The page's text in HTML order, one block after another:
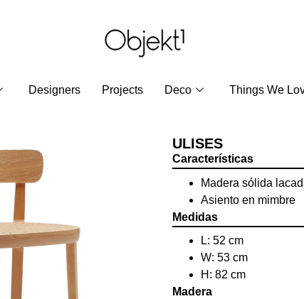
Designers Projects Deco Things We
ULISES
Características
Madera sólida
Asiento en mimbre
Medidas
L: 52 cm
W: 53 cm
H: 82 cm
Madera